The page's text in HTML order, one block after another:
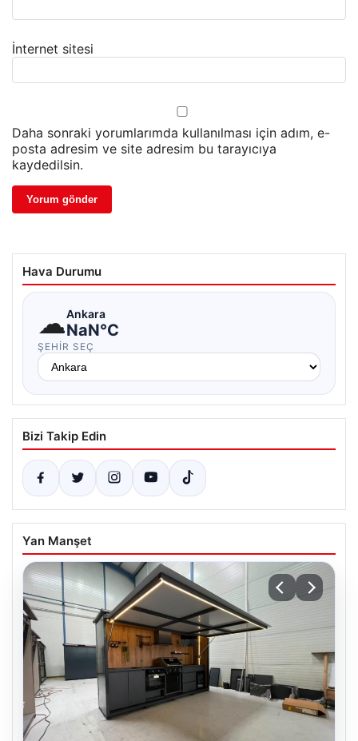
İnternet sitesi
Daha sonraki yorumlarımda kullanılması için adım, e-
posta adresim ve site adresim bu tarayıcıya
kaydedilsin.
Hava Durumu
☁Ankara
NaN°C
ŞEHIR SEÇ
Bizi Takip Edin
Yan Manşet